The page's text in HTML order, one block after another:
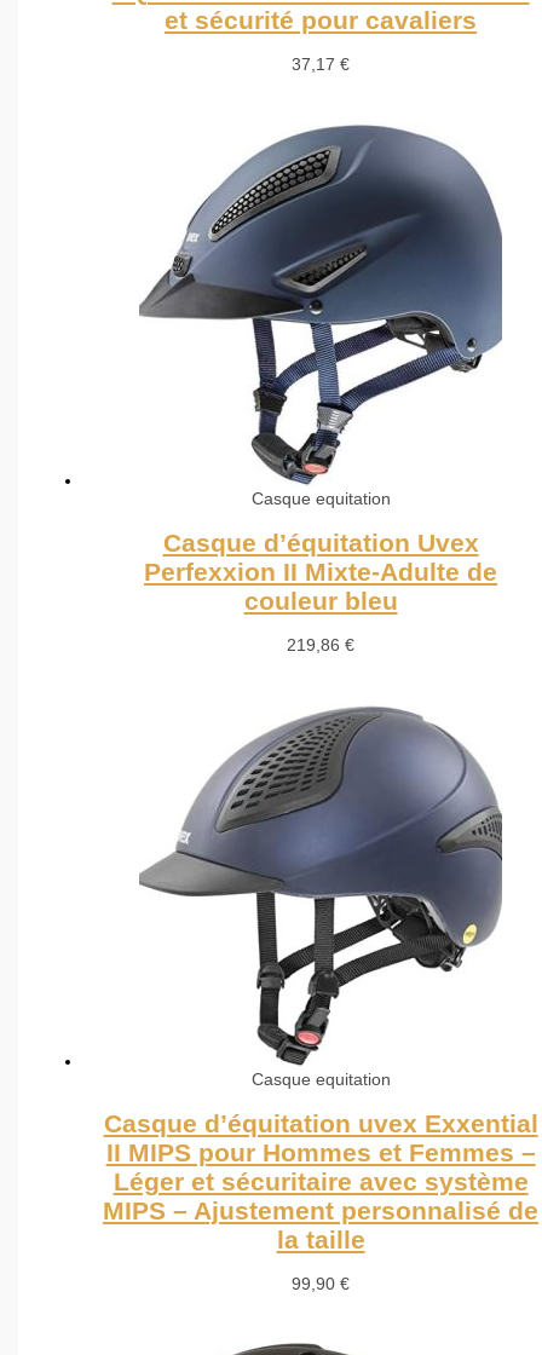
et sécurité pour cavaliers
37,17€
Casque equitation
Casque d’équitation Uvex
Perfexxion II Mixte-Adulte de
couleur bleu
219,86€
Casque equitation
Casque d’équitation uvex Exxential
II MIPS pour Hommes et Femmes –
Léger et sécuritaire avec système
MIPS – Ajustement personnalisé de
la taille
99,90€